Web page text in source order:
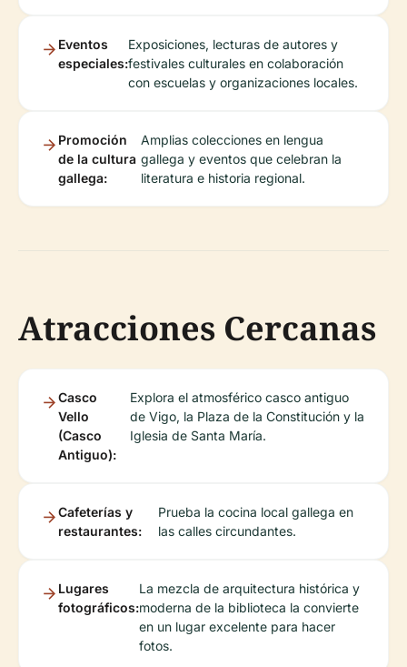
Eventos
especiales:
Exposiciones, lecturas de autores y
festivales culturales en colaboración
con escuelas y organizaciones locales.
Promoción
de la cultura
gallega:
Amplias colecciones en lengua
gallega y eventos que celebran la
literatura e historia regional.
Atracciones Cercanas
Casco
Vello
(Casco
Antiguo):
Explora el atmosférico casco antiguo
de Vigo, la Plaza de la Constitución y la
Iglesia de Santa María.
Cafeterías y
restaurantes:
Prueba la cocina local gallega en
las calles circundantes.
Lugares
fotográficos:
La mezcla de arquitectura histórica y
moderna de la biblioteca la convierte
en un lugar excelente para hacer
fotos.